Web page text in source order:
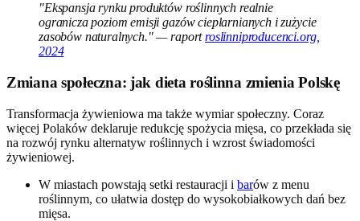
"Ekspansja rynku produktów roślinnych realnie
ogranicza poziom emisji gazów cieplarnianych i zużycie
zasobów naturalnych." — raportroslinniproducenci.org,
2024
Zmiana społeczna: jak dieta roślinna zmienia Polskę
Transformacja żywieniowa ma także wymiar społeczny. Coraz
więcej Polaków deklaruje redukcję spożycia mięsa, co przekłada się
na rozwój rynku alternatyw roślinnych i wzrost świadomości
żywieniowej.
W miastach powstają setki restauracji i barów z menu
roślinnym, co ułatwia dostęp do wysokobiałkowych dań bez
mięsa.